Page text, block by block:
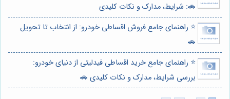
🚗: شرایط، مدارک و نکات کلیدی
⭐️ راهنمای جامع فروش اقساطی خودرو: از انتخاب تا تحویل
🚗
⭐️ راهنمای جامع خرید اقساطی فیدلیتی از دنیای خودرو:
بررسی شرایط، مدارک و نکات کلیدی 🚗